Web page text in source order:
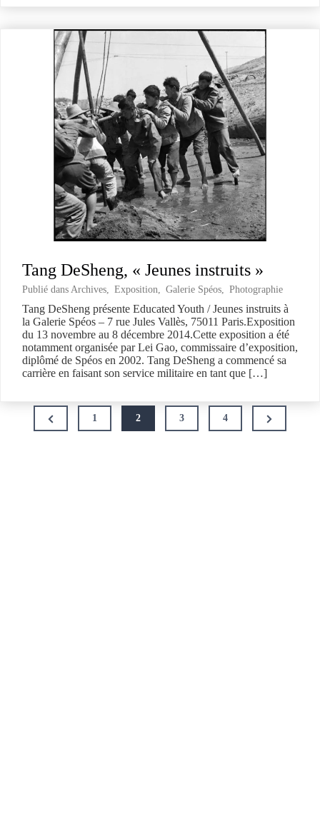
Tang DeSheng, « Jeunes instruits »
Publié dans Archives, Exposition, Galerie Spéos, Photographie
Tang DeSheng présente Educated Youth / Jeunes instruits à
la Galerie Spéos – 7 rue Jules Vallès, 75011 Paris.Exposition
du 13 novembre au 8 décembre 2014.Cette exposition a été
notamment organisée par Lei Gao, commissaire d’exposition,
diplômé de Spéos en 2002. Tang DeSheng a commencé sa
carrière en faisant son service militaire en tant que […]
Pagination
publications
Previous
Page
1 2 3 4
Next
Page